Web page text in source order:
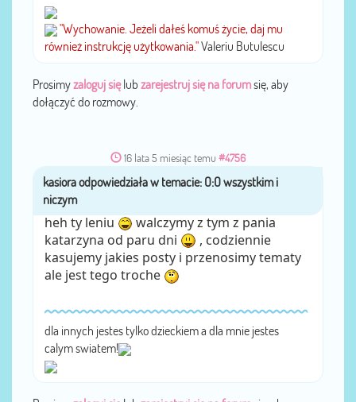
"Wychowanie. Jeżeli dałeś komuś życie, daj mu
również instrukcję użytkowania."Valeriu Butulescu
Prosimyzaloguj sięlub zarejestruj się na forumsię, aby
dołączyć do rozmowy.
16 lata 5 miesiąc temu #4756
heh ty leniu
walczymy z tym z pania
katarzyna od paru dni
, codziennie
kasujemy jakies posty i przenosimy tematy
ale jest tego troche
dla innych jestes tylko dzieckiem a dla mnie jestes
calym swiatem!